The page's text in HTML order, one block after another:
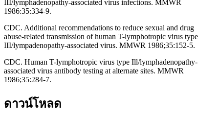
III/lymphadenopathy-associated virus infections. MMWR
1986:35:334-9.
CDC. Additional recommendations to reduce sexual and drug
abuse-related transmission of human T-lymphotropic virus type
III/lympadenopathy-associated virus. MMWR 1986;35:152-5.
CDC. Human T-lymphotropic virus type Ill/lymphadenopathy-
associated virus antibody testing at alternate sites. MMWR
1986;35:284-7.
ดาวน์โหลด